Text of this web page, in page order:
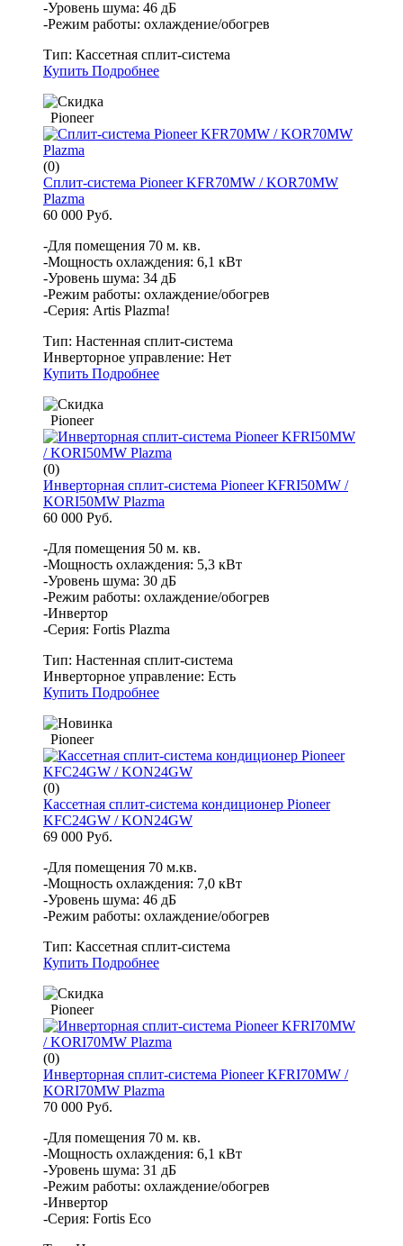
-Уровень шума: 46 дБ
-Режим работы: охлаждение/обогрев
Тип: Кассетная сплит-система
Купить Подробнее
Pioneer
(0)
Сплит-система Pioneer KFR70MW / KOR70MW
Plazma
60 000 Руб.
-Для помещения 70 м. кв.
-Мощность охлаждения: 6,1 кВт
-Уровень шума: 34 дБ
-Режим работы: охлаждение/обогрев
-Серия: Artis Plazma!
Тип: Настенная сплит-система
Инверторное управление: Нет
Купить Подробнее
Pioneer
(0)
Инверторная сплит-система Pioneer KFRI50MW /
KORI50MW Plazma
60 000 Руб.
-Для помещения 50 м. кв.
-Мощность охлаждения: 5,3 кВт
-Уровень шума: 30 дБ
-Режим работы: охлаждение/обогрев
-Инвертор
-Серия: Fortis Plazma
Тип: Настенная сплит-система
Инверторное управление: Есть
Купить Подробнее
Pioneer
(0)
Кассетная сплит-система кондиционер Pioneer
KFC24GW / KON24GW
69 000 Руб.
-Для помещения 70 м.кв.
-Мощность охлаждения: 7,0 кВт
-Уровень шума: 46 дБ
-Режим работы: охлаждение/обогрев
Тип: Кассетная сплит-система
Купить Подробнее
Pioneer
(0)
Инверторная сплит-система Pioneer KFRI70MW /
KORI70MW Plazma
70 000 Руб.
-Для помещения 70 м. кв.
-Мощность охлаждения: 6,1 кВт
-Уровень шума: 31 дБ
-Режим работы: охлаждение/обогрев
-Инвертор
-Серия: Fortis Eco